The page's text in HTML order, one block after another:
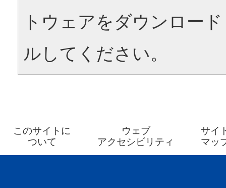
トウェアをダウンロー
ルしてください。
このサイトに
ついて
ウェブ
アクセシビリティ
サイ
マッ